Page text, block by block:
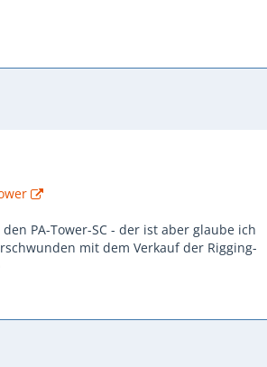
PA-Tower-SC - der ist aber glaube ich
mit dem Verkauf der Rigging-